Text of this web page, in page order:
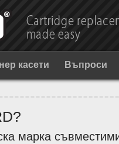
касети Въпроси
марка